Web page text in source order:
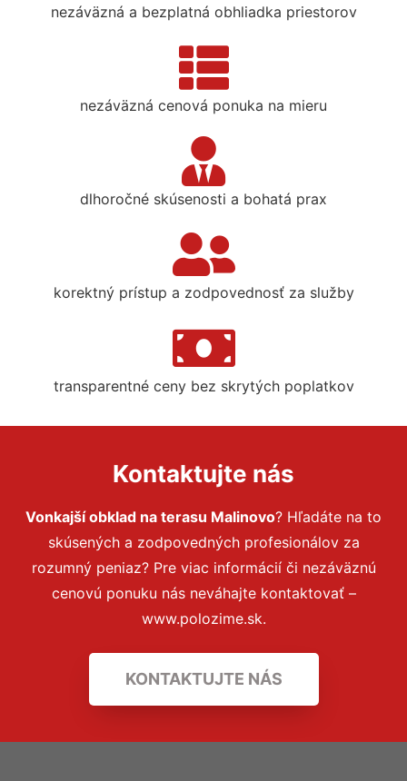
nezáväzná a bezplatná obhliadka priestorov
nezáväzná cenová ponuka na mieru
dlhoročné skúsenosti a bohatá prax
korektný prístup a zodpovednosť za služby
transparentné ceny bez skrytých poplatkov
Kontaktujte nás
Vonkajší obklad na terasu Malinovo? Hľadáte na to
skúsených a zodpovedných profesionálov za
rozumný peniaz? Pre viac informácií či nezáväznú
cenovú ponuku nás neváhajte kontaktovať –
www.polozime.sk.
KONTAKTUJTE NÁS